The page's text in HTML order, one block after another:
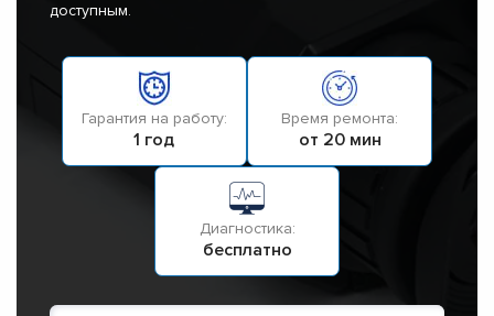
доступным.
Гарантия на работу:
1 год
Время ремонта:
от 20 мин
Диагностика:
бесплатно